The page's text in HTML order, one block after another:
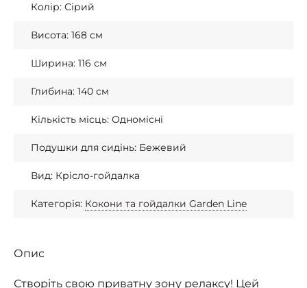
Колір: Сірий
Висота: 168 см
Ширина: 116 см
Глибина: 140 см
Кількість місць: Одномісні
Подушки для сидінь: Бежевий
Вид: Крісло-гойдалка
Категорія: Кокони та гойдалки Garden Line
Опис
Створіть свою приватну зону релаксу! Цей